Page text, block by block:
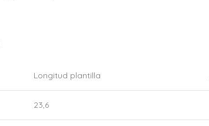
Longitud plantilla
23,6